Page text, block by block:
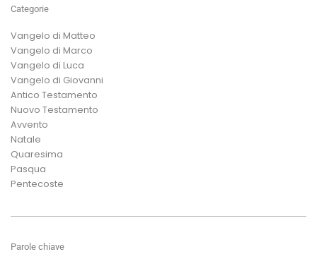
Categorie
Vangelo di Matteo
Vangelo di Marco
Vangelo di Luca
Vangelo di Giovanni
Antico Testamento
Nuovo Testamento
Avvento
Natale
Quaresima
Pasqua
Pentecoste
Parole chiave